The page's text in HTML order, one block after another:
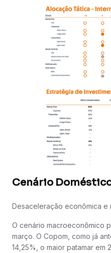
Cenário
Desaceleração econômica e
O cenário macroeconômico
março. O Copom, como já
14,25%, o maior patamar